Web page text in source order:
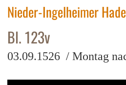
Nieder-Ingelheimer
Bl. 123v
03.09.1526 / Montag